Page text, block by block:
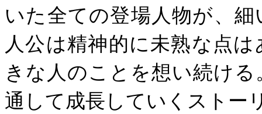
いた全ての登場人物が、
人公は精神的に未熟な点
きな人のことを想い続け
通して成長していくストー